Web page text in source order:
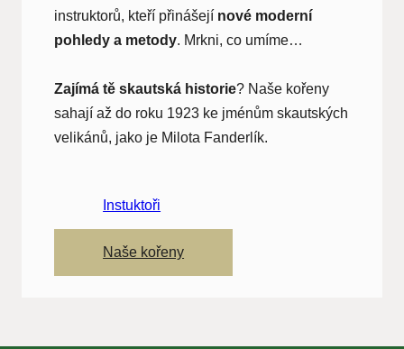
instruktorů, kteří přinášejí nové moderní
pohledy a metody. Mrkni, co umíme…
Zajímá tě skautská historie? Naše kořeny
sahají až do roku 1923 ke jménům skautských
velikánů, jako je Milota Fanderlík.
Instuktoři
Naše kořeny